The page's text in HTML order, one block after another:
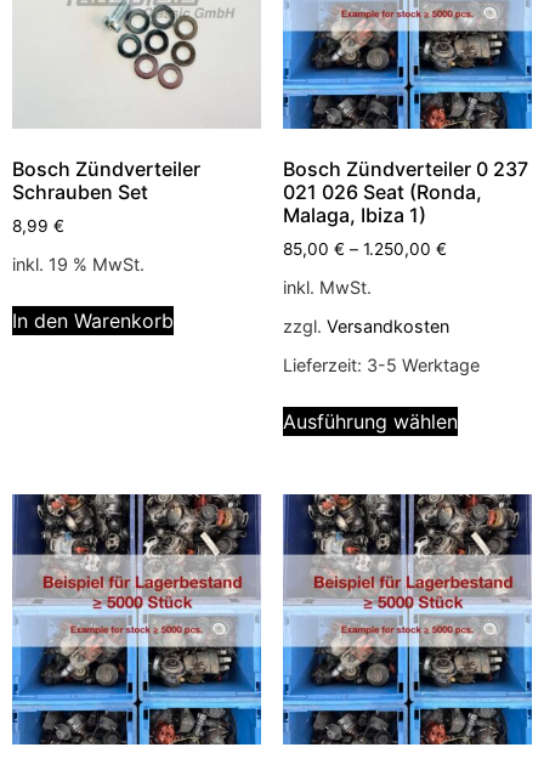
Bosch Zündverteiler
Schrauben Set
8,99 €
inkl. 19 % MwSt.
In den Warenkorb
Bosch Zündverteiler 0 237
021 026 Seat (Ronda,
Malaga, Ibiza 1)
85,00 € – 1.250,00 €
inkl. MwSt.
zzgl. Versandkosten
Lieferzeit: 3-5 Werktage
Ausführung wählen